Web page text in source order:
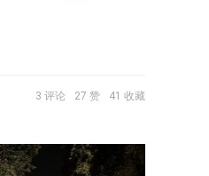
3 评论 27 赞 41 收藏